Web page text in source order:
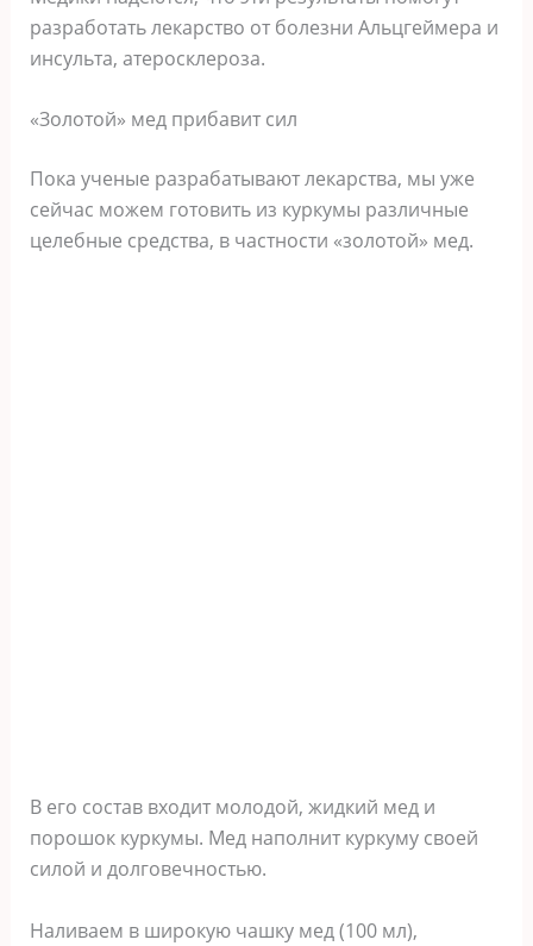
разработать лекарство от болезни Альцгеймера и
инсульта, атеросклероза.
«Золотой» мед прибавит сил
Пока ученые разрабатывают лекарства, мы уже
сейчас можем готовить из куркумы различные
целебные средства, в частности «золотой» мед.
В его состав входит молодой, жидкий мед и
порошок куркумы. Мед наполнит куркуму своей
силой и долговечностью.
Наливаем в широкую чашку мед (100 мл),